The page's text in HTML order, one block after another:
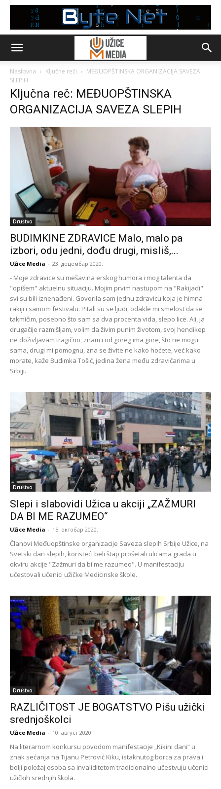
Naslovna Ključne reči
MEĐUOPŠTINSKA ORGANIZACIJA SAVEZA
SLEPIH
Ključna reč: MEĐUOPŠTINSKA
ORGANIZACIJA SAVEZA SLEPIH
Društvo
BUDIMKINE ZDRAVICE Malo, malo pa
izbori, odu jedni, dođu drugi, misliš,...
Užice Media - 23. децембар 2020.
- Moje zdravice su mešavina erskog humora i mog talenta da
"opišem" aktuelnu situaciju. Mojim prvim nastupom na "Rakijadi"
svi su bili iznenađeni. Govorila sam jednu zdravicu koja je himna
rakiji i samom festivalu. Pitali su se ljudi, odakle mi smelost da se
takmičim, posebno što sam sa dva procenta vida, slepo lice. Ali, ja
drugačije razmišljam, volim da živim punim životom, svoj hendikep
ne doživljavam tragično, znam i od goreg ima gore, što ne mogu
sama, drugi mi pomognu, zna se živite ne kako hoćete, već kako
morate, kaže Budimka Tošić, jedina žena među zdravičarima u
Srbiji.
Društvo
Slepi i slabovidi Užica u akciji „ZAŽMURI
DA BI ME RAZUMEO“
Užice Media - 15. октобар 2020.
Članovi Međuopštinske organizacije Saveza slepih Srbije Užice, na
Svetski dan slepih, koristeći beli štap prošetali ulicama grada u
okviru akcije "Zažmuri da bi me razumeo". U manifestaciju
učestovali učenici užičke Medicinske škole.
Društvo
RAZLIČITOST JE BOGATSTVO Pišu užički
srednjoškolci
Užice Media - 10. август 2020.
Na literarnom konkursu povodom manifestacije „Kikini dani“ u
znak sećanja na Tijanu Petrović Kiku, istaknutog borca za prava i
bolji položaj osoba sa invaliditetom tradicionalno učestvuju učenici
užičkih srednjih škola.